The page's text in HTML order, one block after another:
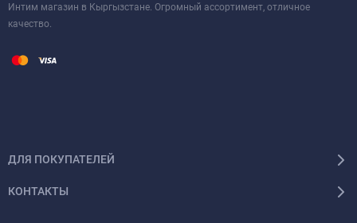
Интим магазин в Кыргызстане. Огромный ассортимент, отличное
качество.
ДЛЯ ПОКУПАТЕЛЕЙ
КОНТАКТЫ